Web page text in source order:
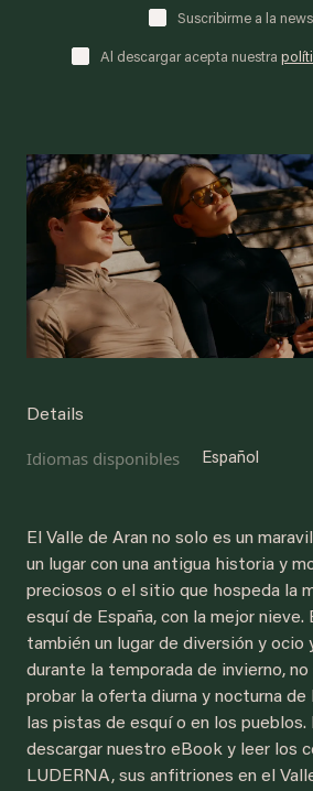
Suscribirme a la
Al descargar acepta nuestra
Details
Idiomas disponibles Español
El Valle de Aran no solo es un
un lugar con una antigua historia y
preciosos o el sitio que hospeda la
esquí de España, con la mejor nieve.
también un lugar de diversión y ocio
durante la temporada de invierno, no
probar la oferta diurna y nocturna de
las pistas de esquí o en los pueblos.
descargar nuestro eBook y leer los
LUDERNA, sus anfitriones en el